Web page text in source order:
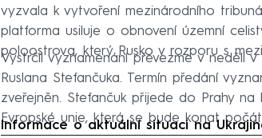
vyzvala k vytvoření mezinárodního
platforma usiluje o obnovení územní
poloostrova, který Rusko v rozporu s
Vystrčil vyznamenání převezme v neděli
Ruslana Stefančuka. Termín předání
zveřejněn. Stefančuk přijede do Prahy
Evropské unie, která se bude konat
Informace o aktuální situaci na